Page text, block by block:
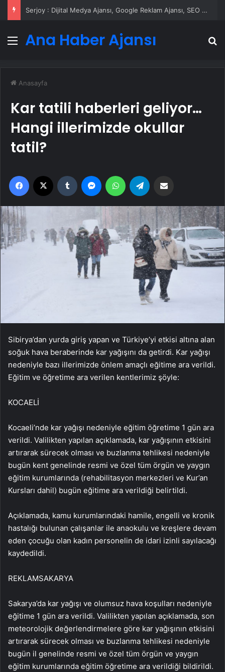
Serjoy : Dijital Medya Ajansı, Google Reklam Ajansı, SEO Ajansı ve Web Tasarım Ajansı
Menü
Ana Haber Ajansı
Anasayfa
Kar tatili haberleri geliyor…
Hangi illerimizde okullar
tatil?
Facebook Tumblr MessengerWhatsApp
Sibirya’dan yurda giriş yapan ve Türkiye’yi etkisi altına alan
soğuk hava beraberinde kar yağışını da getirdi. Kar yağışı
nedeniyle bazı illerimizde önlem amaçlı eğitime ara verildi.
Eğitim ve öğretime ara verilen kentlerimiz şöyle:
KOCAELİ
Kocaeli’nde kar yağışı nedeniyle eğitim öğretime 1 gün ara
verildi. Valilikten yapılan açıklamada, kar yağışının etkisini
artırarak sürecek olması ve buzlanma tehlikesi nedeniyle
bugün kent genelinde resmi ve özel tüm örgün ve yaygın
eğitim kurumlarında (rehabilitasyon merkezleri ve Kur’an
Kursları dahil) bugün eğitime ara verildiği belirtildi.
Açıklamada, kamu kurumlarındaki hamile, engelli ve kronik
hastalığı bulunan çalışanlar ile anaokulu ve kreşlere devam
eden çocuğu olan kadın personelin de idari izinli sayılacağı
kaydedildi.
REKLAMSAKARYA
Sakarya’da kar yağışı ve olumsuz hava koşulları nedeniyle
eğitime 1 gün ara verildi. Valilikten yapılan açıklamada, son
meteorolojik değerlendirmelere göre kar yağışının etkisini
artırarak sürecek olması ve buzlanma tehlikesi nedeniyle
bugün il genelinde resmi ve özel tüm örgün ve yaygın
eğitim kurumlarında eğitim öğretime ara verildiği bildirildi.